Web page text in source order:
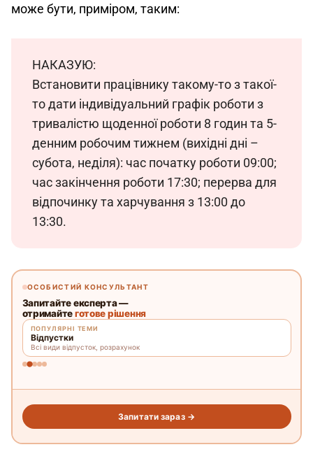
може бути, приміром, таким:
НАКАЗУЮ:
Встановити працівнику такому-то з такої-
то дати індивідуальний графік роботи з
тривалістю щоденної роботи 8 годин та 5-
денним робочим тижнем (вихідні дні –
субота, неділя): час початку роботи 09:00;
час закінчення роботи 17:30; перерва для
відпочинку та харчування з 13:00 до
13:30.